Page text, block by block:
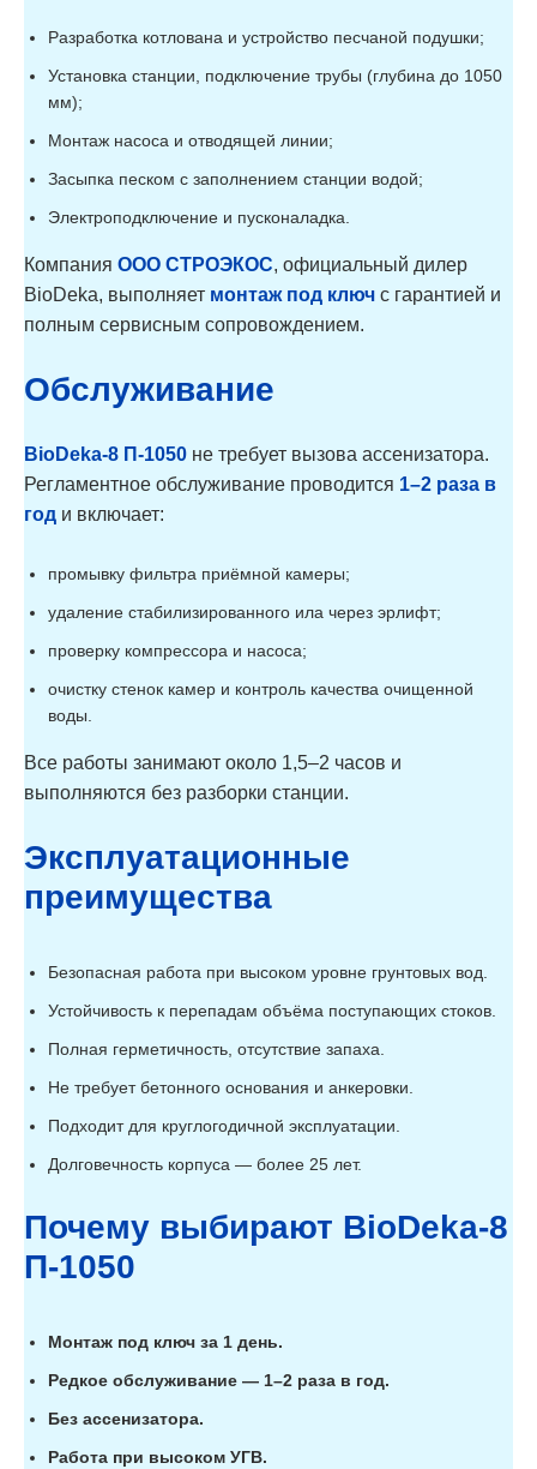
Разработка котлована и устройство песчаной подушки;
Установка станции, подключение трубы (глубина до 1050
мм);
Монтаж насоса и отводящей линии;
Засыпка песком с заполнением станции водой;
Электроподключение и пусконаладка.
Компания ООО СТРОЭКОС, официальный дилер
BioDeka, выполняет монтаж под ключ с гарантией и
полным сервисным сопровождением.
Обслуживание
BioDeka-8 П-1050 не требует вызова ассенизатора.
Регламентное обслуживание проводится 1–2 раза в
год и включает:
промывку фильтра приёмной камеры;
удаление стабилизированного ила через эрлифт;
проверку компрессора и насоса;
очистку стенок камер и контроль качества очищенной
воды.
Все работы занимают около 1,5–2 часов и
выполняются без разборки станции.
Эксплуатационные
преимущества
Безопасная работа при высоком уровне грунтовых вод.
Устойчивость к перепадам объёма поступающих стоков.
Полная герметичность, отсутствие запаха.
Не требует бетонного основания и анкеровки.
Подходит для круглогодичной эксплуатации.
Долговечность корпуса — более 25 лет.
Почему выбирают BioDeka-8
П-1050
Монтаж под ключ за 1 день.
Редкое обслуживание — 1–2 раза в год.
Без ассенизатора.
Работа при высоком УГВ.